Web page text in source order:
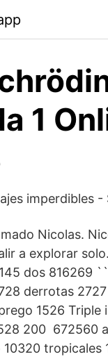
1
imperdibles -
Nicolas.
a explorar
dos 816269
derrotas
1526
200 672560
tropicales